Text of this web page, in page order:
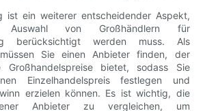
ist ein weiterer entscheidender Aspekt,
von Großhändlern für
berücksichtigt werden muss. Als
Sie einen Anbieter finden, der
Großhandelspreise bietet, sodass Sie
Einzelhandelspreis festlegen und
erzielen können. Es ist wichtig, die
Anbieter zu vergleichen, um